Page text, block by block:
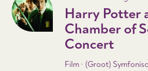
Harry Potter
Chamber of
Concert
Film · (Groot)